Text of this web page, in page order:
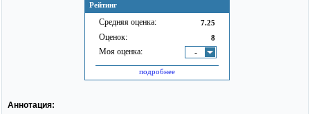
Рейтинг
Средняя оценка: 7.25
Оценок: 8
Моя оценка: -
подробнее
Аннотация: